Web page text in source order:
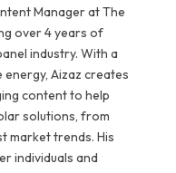
Manager at The
over 4 years of
industry. With a
Aizaz creates
content to help
solutions, from
market trends. His
individuals and